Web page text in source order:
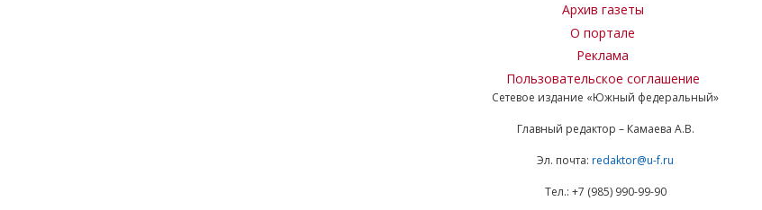
Архив газеты
О портале
Реклама
Пользовательское соглашение
Сетевое издание «Южный федеральный»
Главный редактор – Камаева А.В.
Эл. почта: redaktor@u-f.ru
Тел.: +7 (985) 990-99-90